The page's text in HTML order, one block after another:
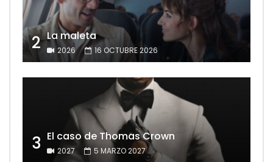
2 La maleta
2026 16 OCTUBRE 2026
3 El caso de Thomas Crown
2027 5 MARZO 2027